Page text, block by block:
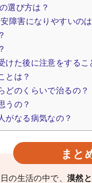
選び方は？
障害になりやすいの
けた後に注意をするこ
とは？
どのくらいで治るの？
うの？
がなる病気なの？
まと
の生活の中で、漠然